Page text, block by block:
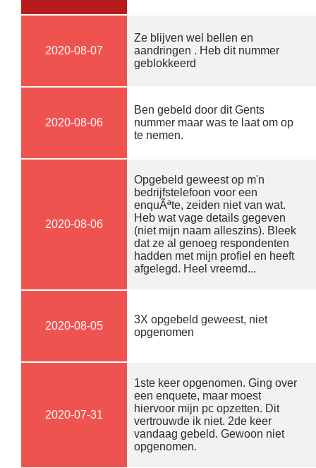
2020-08-07
Ze blijven wel bellen en
aandringen . Heb dit nummer
geblokkeerd
2020-08-06
Ben gebeld door dit Gents
nummer maar was te laat om op
te nemen.
2020-08-06
Opgebeld geweest op m'n
bedrijfstelefoon voor een
enquÃªte, zeiden niet van wat.
Heb wat vage details gegeven
(niet mijn naam alleszins). Bleek
dat ze al genoeg respondenten
hadden met mijn profiel en heeft
afgelegd. Heel vreemd...
2020-08-05
3X opgebeld geweest, niet
opgenomen
2020-07-31
1ste keer opgenomen. Ging over
een enquete, maar moest
hiervoor mijn pc opzetten. Dit
vertrouwde ik niet. 2de keer
vandaag gebeld. Gewoon niet
opgenomen.